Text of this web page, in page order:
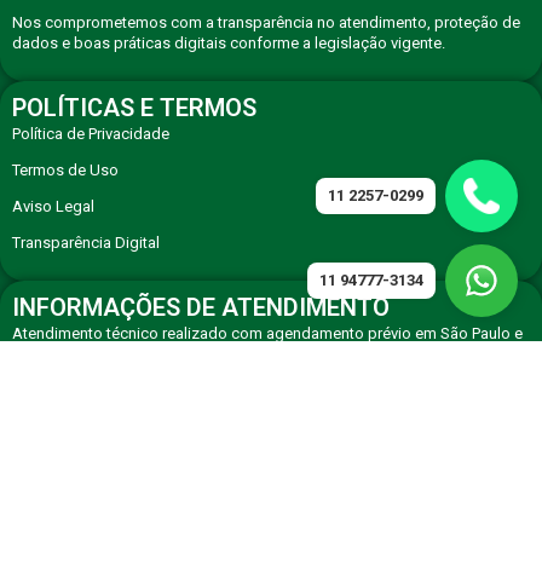
Nos comprometemos com a transparência no atendimento, proteção de
dados e boas práticas digitais conforme a legislação vigente.
POLÍTICAS E TERMOS
Política de Privacidade
Termos de Uso
Aviso Legal
Transparência Digital
INFORMAÇÕES DE ATENDIMENTO
Atendimento técnico realizado com agendamento prévio em São Paulo e
11 2257-0299
11 94777-3134